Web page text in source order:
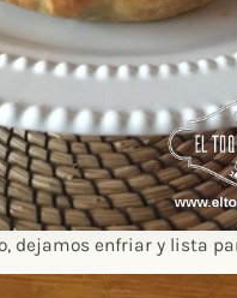
dejamos enfriar y lista